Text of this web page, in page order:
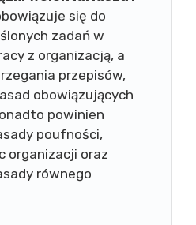
się do
zadań w
z organizacją, a
przepisów,
obowiązujących
powinien
poufności,
organizacji oraz
równego